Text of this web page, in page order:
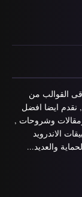
القوالب من
نقدم ايضا افضل
ومقالات وشروحات ,
الاندرويد